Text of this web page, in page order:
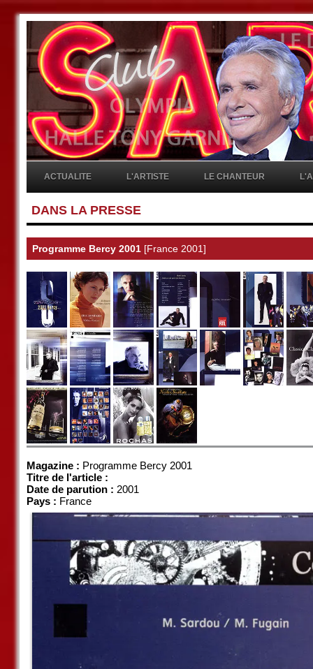
ACTUALITE L'ARTISTE LE CHANTEUR
DANS LA PRESSE
Programme Bercy 2001 [France 2001]
Magazine : Programme Bercy 2001
Titre de l'article :
Date de parution : 2001
Pays : France